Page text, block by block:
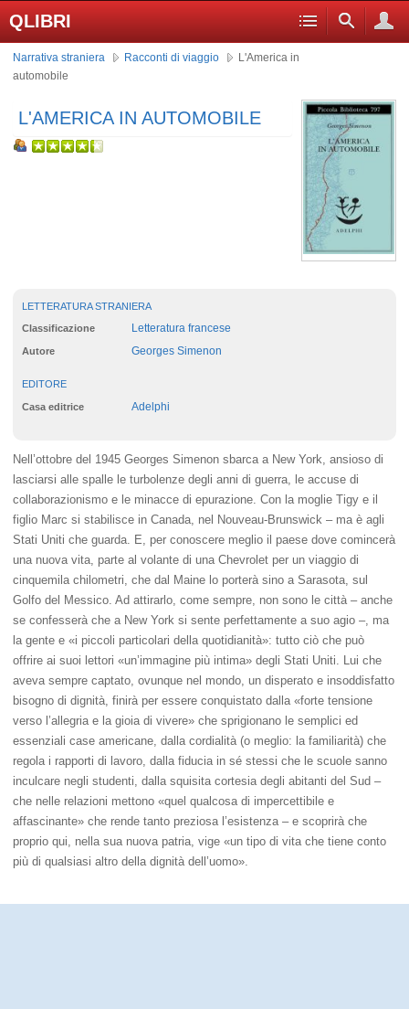
QLIBRI
Narrativa straniera Racconti di viaggio
L'America in
automobile
L'AMERICA IN AUTOMOBILE
LETTERATURA STRANIERA
Classificazione Letteratura francese
Autore Georges Simenon
EDITORE
Casa editrice Adelphi
Nell’ottobre del 1945 Georges Simenon sbarca a New York, ansioso di
lasciarsi alle spalle le turbo­lenze degli anni di guerra, le accuse di
collabora­zionismo e le minacce di epurazione. Con la mo­glie Tigy e il
figlio Marc si stabilisce in Canada, nel Nouveau-­Brunswick – ma è agli
Stati Uniti che guar­da. E, per conoscere meglio il paese dove comince­rà
una nuova vita, parte al volante di una Chevro­let per un viaggio di
cinquemila chilometri, che dal Maine lo porterà sino a Sarasota, sul
Golfo del Messico. Ad attirarlo, come sempre, non sono le città – anche
se confesserà che a New York si sente perfettamente a suo agio –, ma
la gente e «i piccoli particolari della quotidianità»: tutto ciò che può
offrire ai suoi lettori «un’immagine più intima» degli Stati Uniti. Lui che
aveva sempre captato, o­vunque nel mondo, un disperato e insoddisfatto
bisogno di dignità, finirà per essere conquistato dalla «forte tensione
verso l’allegria e la gioia di vivere» che sprigionano le semplici ed
essenziali case americane, dalla cordialità (o meglio: la fa­miliarità) che
regola i rapporti di lavoro, dalla fiducia in sé stessi che le scuole sanno
inculcare negli studenti, dalla squisita cortesia degli abitanti del Sud –
che nelle relazioni mettono «quel qual­cosa di impercettibile e
affascinante» che rende tanto preziosa l’esistenza – e scoprirà che
proprio qui, nella sua nuova patria, vige «un tipo di vita che tiene conto
più di qualsiasi altro della dignità dell’uomo».